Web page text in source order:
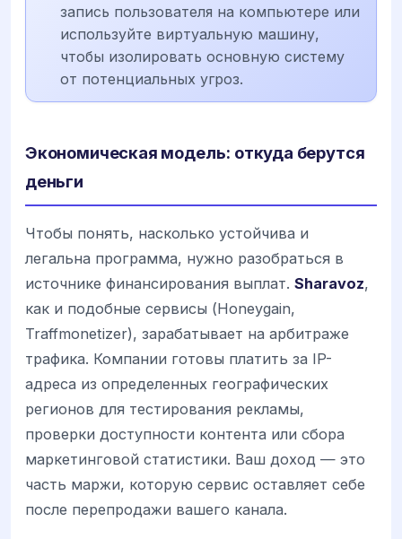
запись пользователя на компьютере или
используйте виртуальную машину,
чтобы изолировать основную систему
от потенциальных угроз.
Экономическая модель: откуда берутся
деньги
Чтобы понять, насколько устойчива и
легальна программа, нужно разобраться в
источнике финансирования выплат. Sharavoz,
как и подобные сервисы (Honeygain,
Traffmonetizer), зарабатывает на арбитраже
трафика. Компании готовы платить за IP-
адреса из определенных географических
регионов для тестирования рекламы,
проверки доступности контента или сбора
маркетинговой статистики. Ваш доход — это
часть маржи, которую сервис оставляет себе
после перепродажи вашего канала.